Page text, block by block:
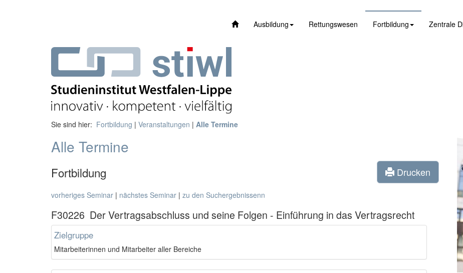
Ausbildung Rettungswesen Fortbildung Zentrale
Sie sind hier: Fortbildung | Veranstaltungen | Alle Termine
Alle Termine
Fortbildung Drucken
vorheriges Seminar | nächstes Seminar | zu den Suchergebnissenn
F30226 Der Vertragsabschluss und seine Folgen - Einführung in das Vertragsrecht
Zielgruppe
Mitarbeiterinnen und Mitarbeiter aller Bereiche